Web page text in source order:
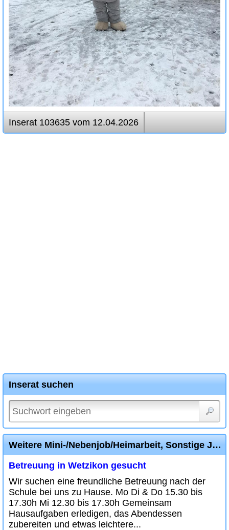
Inserat 103635 vom 12.04.2026
Inserat suchen
Weitere Mini-/Nebenjob/Heimarbeit, Sonstige Jobs, Stellen Inserate
Betreuung in Wetzikon gesucht
Wir suchen eine freundliche Betreuung nach der
Schule bei uns zu Hause. Mo Di & Do 15.30 bis
17.30h Mi 12.30 bis 17.30h Gemeinsam
Hausaufgaben erledigen, das Abendessen
zubereiten und etwas leichtere...